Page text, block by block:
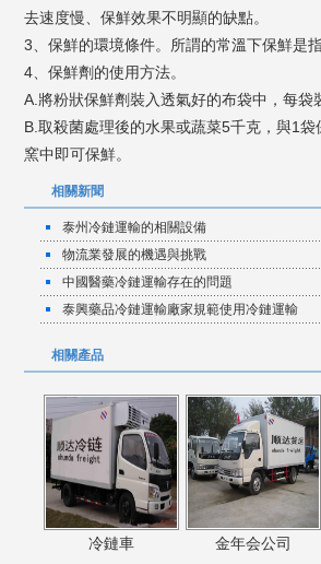
去速度慢、保鮮效果不明顯的缺點。
3、保鮮的環境條件。所謂的常溫下保鮮
4、保鮮劑的使用方法。
A.將粉狀保鮮劑裝入透氣好的布袋中，每袋裝
B.取殺菌處理後的水果或蔬菜5千克，與1袋
窯中即可保鮮。
相關新聞
泰州冷鏈運輸的相關設備
物流業發展的機遇與挑戰
中國醫藥冷鏈運輸存在的問題
泰興藥品冷鏈運輸廠家規範使用冷鏈運輸
相關產品
冷鏈車 金年会公司